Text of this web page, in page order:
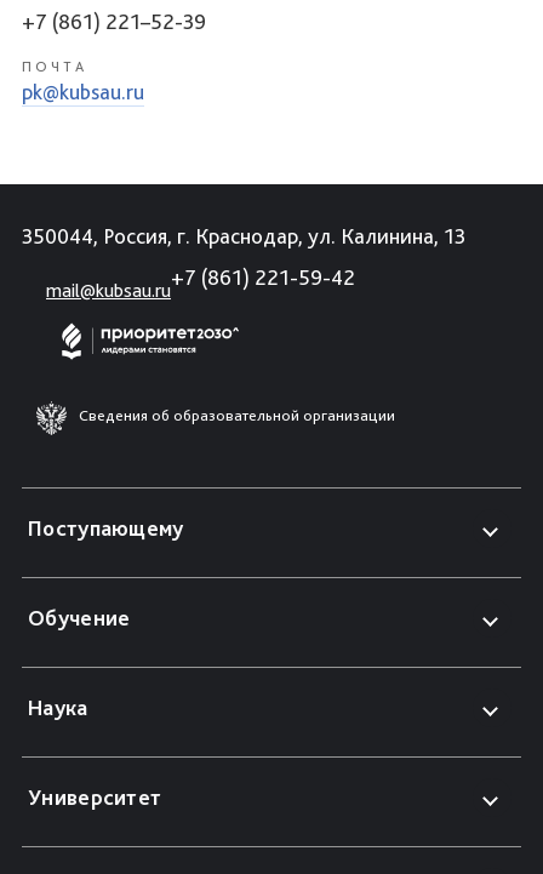
+7 (861) 221–52-39
ПОЧТА
pk@kubsau.ru
350044, Россия, г. Краснодар, ул. Калинина, 13
mail@kubsau.ru
+7 (861) 221-59-42
Сведения об образовательной организации
Поступающему
Обучение
Наука
Университет